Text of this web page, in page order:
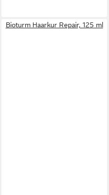
Bioturm Haarkur Repair, 125 ml